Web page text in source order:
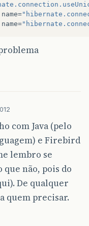
name=
name=
com Java (pelo
e Firebird
lembro se
que não, pois do
De qualquer
quem precisar.